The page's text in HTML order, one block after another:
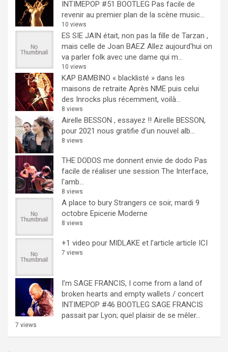
INTIMEPOP #51 BOOTLEG Pas facile de
revenir au premier plan de la scène music...
10 views
ES SIE JAIN était, non pas la fille de Tarzan ,
mais celle de Joan BAEZ Allez aujourd'hui on
va parler folk avec une dame qui m...
10 views
KAP BAMBINO « blacklisté » dans les
maisons de retraite Après NME puis celui
des Inrocks plus récemment, voilà...
8 views
Airelle BESSON , essayez !! Airelle BESSON,
pour 2021 nous gratifie d'un nouvel alb...
8 views
THE DODOS me donnent envie de dodo Pas
facile de réaliser une session The Interface,
l'amb...
8 views
A place to bury Strangers ce soir, mardi 9
octobre Epicerie Moderne
8 views
+1 video pour MIDLAKE et l’article article ICI
7 views
I’m SAGE FRANCIS, I come from a land of
broken hearts and empty wallets / concert
INTIMEPOP #46 BOOTLEG SAGE FRANCIS
passait par Lyon; quel plaisir de se mêler...
7 views